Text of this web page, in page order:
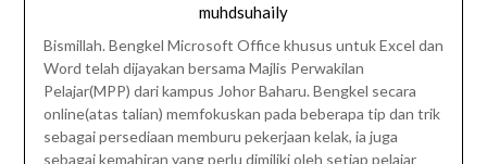
muhdsuhaily
Bismillah. Bengkel Microsoft Office khusus untuk Excel dan
Word telah dijayakan bersama Majlis Perwakilan
Pelajar(MPP) dari kampus Johor Baharu. Bengkel secara
online(atas talian) memfokuskan pada beberapa tip dan trik
sebagai persediaan memburu pekerjaan kelak, ia juga
sebagai kemahiran yang perlu dimiliki oleh setiap pelajar